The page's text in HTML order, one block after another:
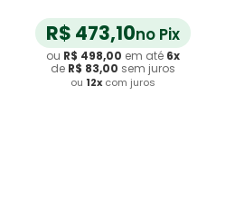
R$ 473,10no Pix
ou R$ 498,00 em até 6x
de R$ 83,00 sem juros
ou 12x com juros